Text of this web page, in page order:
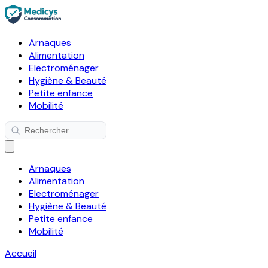
Arnaques
Alimentation
Electroménager
Hygiène & Beauté
Petite enfance
Mobilité
Arnaques
Alimentation
Electroménager
Hygiène & Beauté
Petite enfance
Mobilité
Accueil